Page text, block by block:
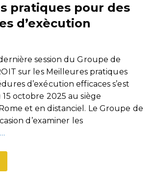
pratiques pour des
d’exècution
session du Groupe de
sur les Meilleures pratiques
d’exécution efficaces s’est
octobre 2025 au siège
et en distanciel. Le Groupe de
d’examiner les
…